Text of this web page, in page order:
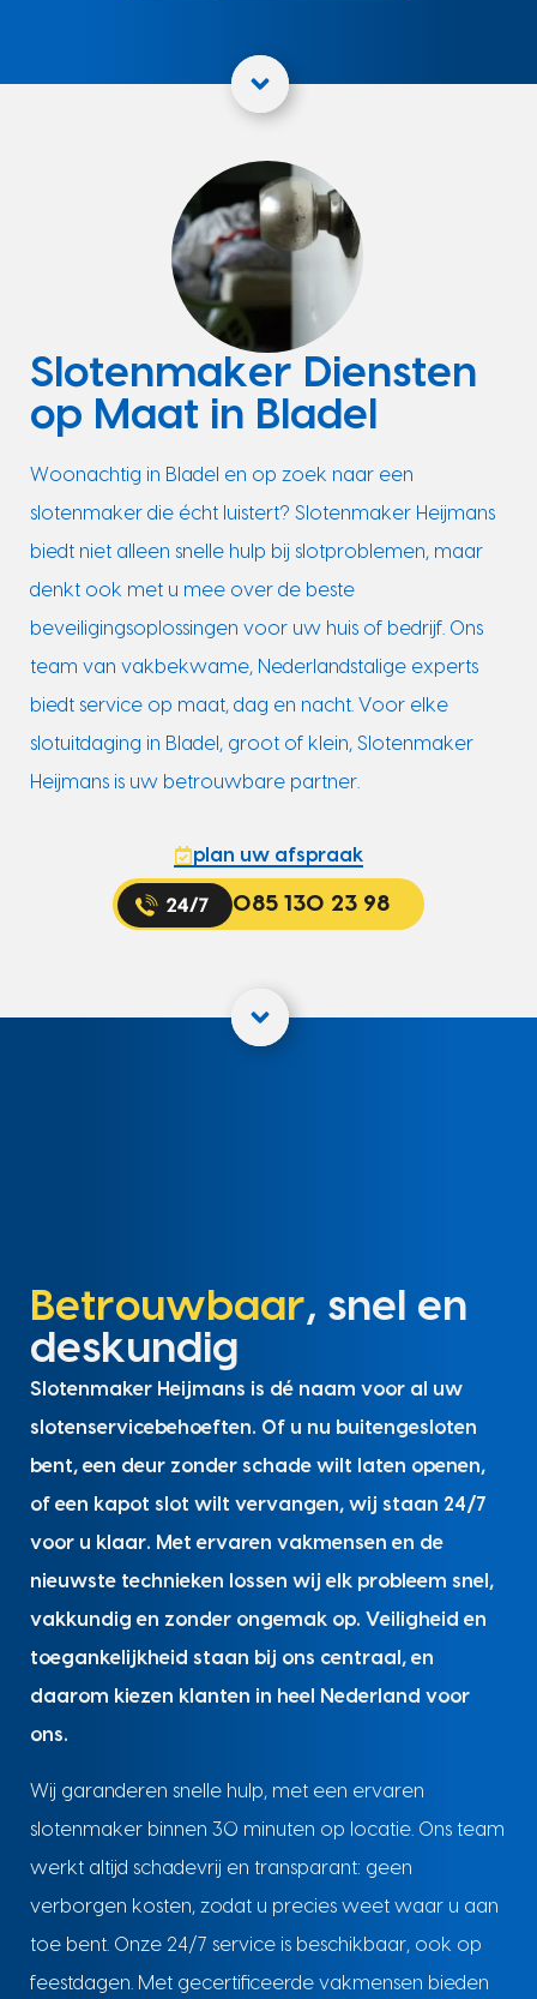
Slotenmaker Diensten
op Maat in Bladel
Woonachtig in Bladel en op zoek naar een
slotenmaker die écht luistert? Slotenmaker Heijmans
biedt niet alleen snelle hulp bij slotproblemen, maar
denkt ook met u mee over de beste
beveiligingsoplossingen voor uw huis of bedrijf. Ons
team van vakbekwame, Nederlandstalige experts
biedt service op maat, dag en nacht. Voor elke
slotuitdaging in Bladel, groot of klein, Slotenmaker
Heijmans is uw betrouwbare partner.
plan uw afspraak
085 130 23 98
Betrouwbaar, snel en
deskundig
Slotenmaker Heijmans is dé naam voor al uw
slotenservicebehoeften. Of u nu buitengesloten
bent, een deur zonder schade wilt laten openen,
of een kapot slot wilt vervangen, wij staan 24/7
voor u klaar. Met ervaren vakmensen en de
nieuwste technieken lossen wij elk probleem snel,
vakkundig en zonder ongemak op. Veiligheid en
toegankelijkheid staan bij ons centraal, en
daarom kiezen klanten in heel Nederland voor
ons.
Wij garanderen snelle hulp, met een ervaren
slotenmaker binnen 30 minuten op locatie. Ons team
werkt altijd schadevrij en transparant: geen
verborgen kosten, zodat u precies weet waar u aan
toe bent. Onze 24/7 service is beschikbaar, ook op
feestdagen. Met gecertificeerde vakmensen bieden